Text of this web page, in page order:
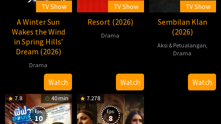
TV Show
A Winter Sun
Wakes the Wind
in Spring Hills’
Dream (2026)
Drama
2026-
06-
12
LizzyWatch
TV Show
Resort (2026)
Drama
13
Watch
TV Show
Sembilan Klan
(2026)
Aksi & Petualangan,
Drama
30
Watch
7.8 40 min
Eps:
10
7.278
Eps:
8